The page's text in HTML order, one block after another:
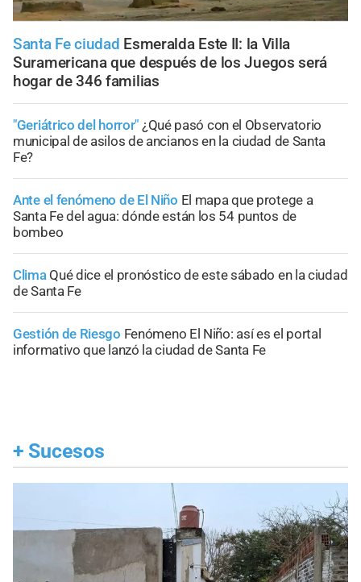
Santa Fe ciudad Esmeralda Este II: la Villa
Suramericana que después de los Juegos será
hogar de 346 familias
"Geriátrico del horror" ¿Qué pasó con el Observatorio
municipal de asilos de ancianos en la ciudad de Santa
Fe?
Ante el fenómeno de El Niño El mapa que protege a
Santa Fe del agua: dónde están los 54 puntos de
bombeo
Clima Qué dice el pronóstico de este sábado en la ciudad
de Santa Fe
Gestión de Riesgo Fenómeno El Niño: así es el portal
informativo que lanzó la ciudad de Santa Fe
+ Sucesos